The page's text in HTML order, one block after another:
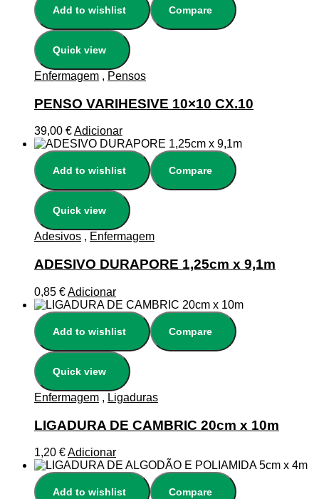
Add to wishlist Compare
Quick view
Enfermagem , Pensos
PENSO VARIHESIVE 10×10 CX.10
39,00 €Adicionar
Add to wishlist Compare
Quick view
Adesivos , Enfermagem
ADESIVO DURAPORE 1,25cm x 9,1m
0,85 €Adicionar
Add to wishlist Compare
Quick view
Enfermagem , Ligaduras
LIGADURA DE CAMBRIC 20cm x 10m
1,20 €Adicionar
Add to wishlist Compare